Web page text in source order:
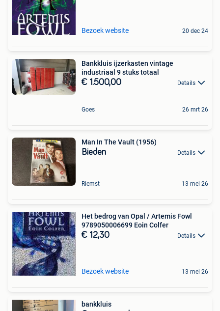
Bezoek website 20 dec 24
Bankkluis ijzerkasten vintage
industriaal 9 stuks totaal
€ 1.500,00 Details
Goes 26 mrt 26
Man In The Vault (1956)
Bieden Details
Riemst 13 mei 26
Het bedrog van Opal / Artemis Fowl
9789050006699 Eoin Colfer
€ 12,30 Details
Bezoek website 13 mei 26
bankkluis